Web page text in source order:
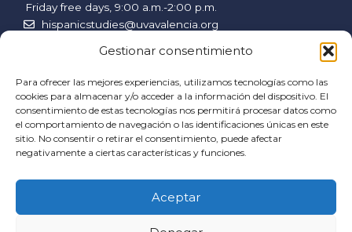
Gestionar consentimiento
Para ofrecer las mejores experiencias, utilizamos tecnologías como las
cookies para almacenar y/o acceder a la información del dispositivo. El
consentimiento de estas tecnologías nos permitirá procesar datos como
el comportamiento de navegación o las identificaciones únicas en este
sitio. No consentir o retirar el consentimiento, puede afectar
negativamente a ciertas características y funciones.
Aceptar
Friday free days, 9:00 a.m.-2:00 p.m.
hispanicstudies@uvavalencia.org
FOLLOW US
F
a
c
e
o
I
n
s
t
a
g
Y
o
u
t
b
Cookies policy